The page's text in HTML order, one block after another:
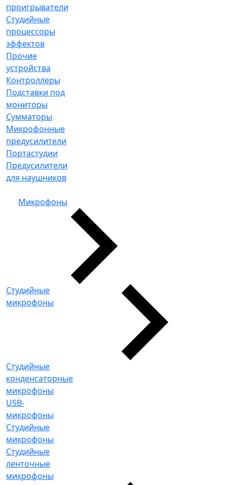
проигрыватели
Студийные
процессоры
эффектов
Прочие
устройства
Контроллеры
Подставки под
мониторы
Сумматоры
Микрофонные
предусилители
Портастудии
Предусилители
для наушников
Микрофоны
Студийные
микрофоны
Студийные
конденсаторные
микрофоны
USB-
микрофоны
Студийные
микрофоны
Студийные
ленточные
микрофоны